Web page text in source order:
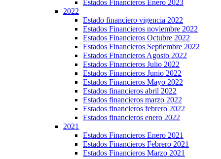
Estados Financieros Enero 2023
2022
Estado financiero vigencia 2022
Estados Financieros noviembre 2022
Estados Financieros Octubre 2022
Estados Financieros Septiembre 2022
Estados Financieros Agosto 2022
Estados Financieros Julio 2022
Estados Financieros Junio 2022
Estados Financieros Mayo 2022
Estados financieros abril 2022
Estados financieros marzo 2022
Estados financieros febrero 2022
Estados financieros enero 2022
2021
Estados Financieros Enero 2021
Estados Financieros Febrero 2021
Estados Financieros Marzo 2021